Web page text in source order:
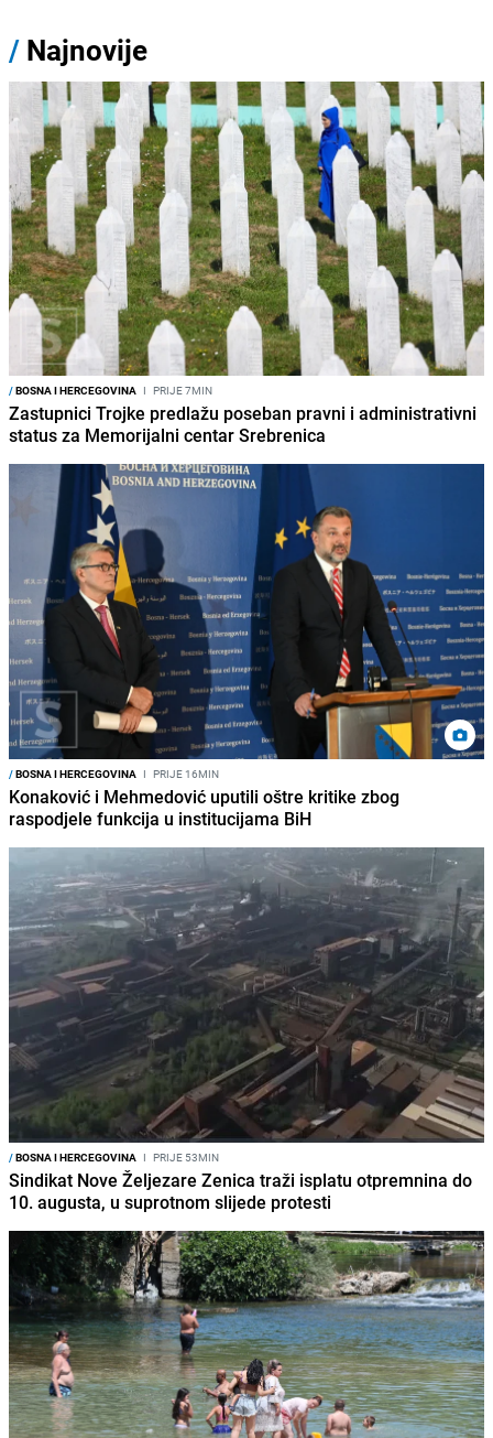
/ Najnovije
/BOSNA I HERCEGOVINA I PRIJE 7MIN
Zastupnici Trojke predlažu poseban pravni i administrativni
status za Memorijalni centar Srebrenica
/BOSNA I HERCEGOVINA I PRIJE 16MIN
Konaković i Mehmedović uputili oštre kritike zbog
raspodjele funkcija u institucijama BiH
/BOSNA I HERCEGOVINA I PRIJE 53MIN
Sindikat Nove Željezare Zenica traži isplatu otpremnina do
10. augusta, u suprotnom slijede protesti